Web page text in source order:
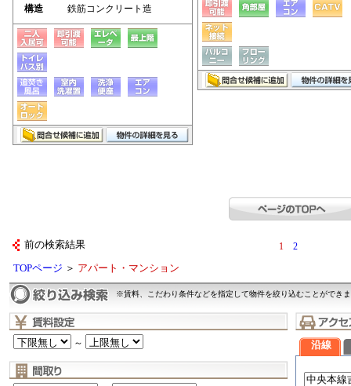
構造
鉄筋コンクリート造
前の検索結果 1 2
TOPページ ＞ アパート・マンション
※賃料、こだわり条件などを指定して物件を絞り込むことができ
～ 沿線